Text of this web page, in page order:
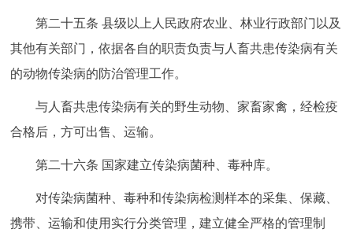
第二十五条 县级以上人民政府农业、林业行政部门以及
其他有关部门，依据各自的职责负责与人畜共患传染病有关
的动物传染病的防治管理工作。
与人畜共患传染病有关的野生动物、家畜家禽，经检疫
合格后，方可出售、运输。
第二十六条 国家建立传染病菌种、毒种库。
对传染病菌种、毒种和传染病检测样本的采集、保藏、
携带、运输和使用实行分类管理，建立健全严格的管理制